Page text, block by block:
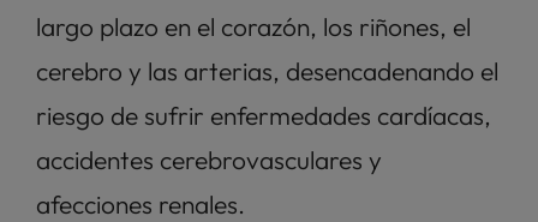
largo plazo en el corazón, los riñones, el
cerebro y las arterias, desencadenando el
riesgo de sufrir enfermedades cardíacas,
accidentes cerebrovasculares y
afecciones renales.